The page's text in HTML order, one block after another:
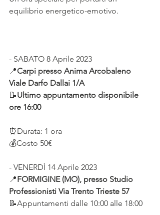
equilibrio energetico-emotivo.
- SABATO 8 Aprile 2023
📍Carpi presso Anima Arcobaleno
Viale Darfo Dallai 1/A
📝Ultimo appuntamento disponibile
ore 16:00
⏰Durata: 1 ora
💰Costo 50€
- VENERDÌ 14 Aprile 2023
📍FORMIGINE (MO), presso Studio
Professionisti Via Trento Trieste 57
📝Appuntamenti dalle 10:00 alle 18:00